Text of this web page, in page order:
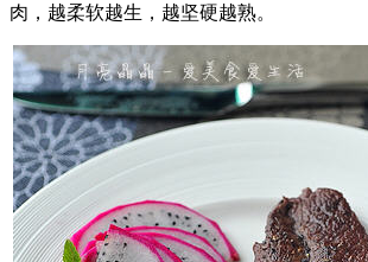
肉，越柔软越生，越坚硬越熟。